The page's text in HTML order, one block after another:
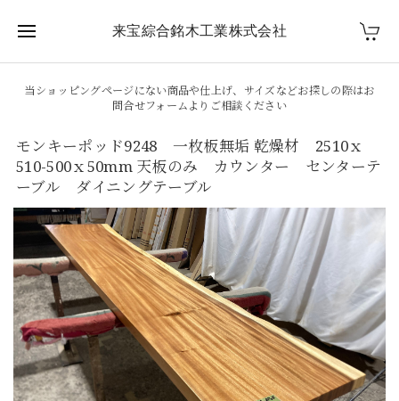
来宝綜合銘木工業株式会社
当ショッピングページにない商品や仕上げ、サイズなどお探しの際はお
問合せフォームよりご相談ください
モンキーポッド9248 一枚板無垢 乾燥材 2510ｘ
510-500ｘ50mm 天板のみ カウンター センターテ
ーブル ダイニングテーブル